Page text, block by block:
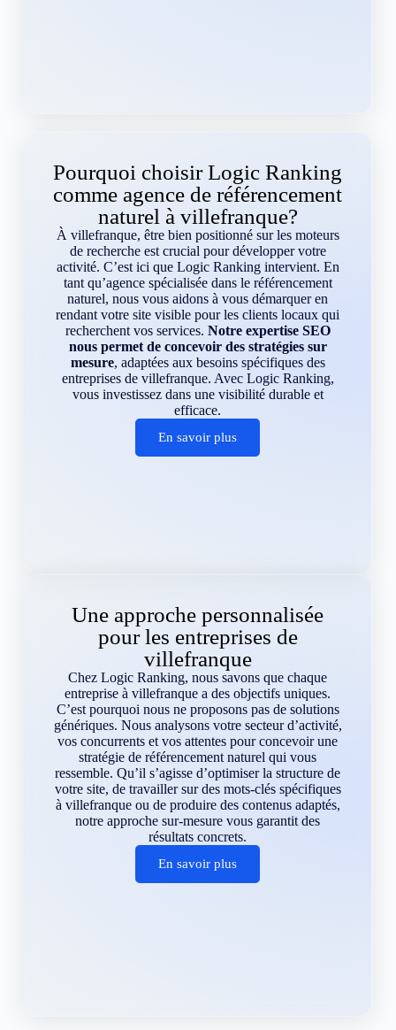
Pourquoi choisir Logic Ranking
comme agence de référencement
naturel à villefranque?
À villefranque, être bien positionné sur les moteurs
de recherche est crucial pour développer votre
activité. C’est ici que Logic Ranking intervient. En
tant qu’agence spécialisée dans le référencement
naturel, nous vous aidons à vous démarquer en
rendant votre site visible pour les clients locaux qui
recherchent vos services. Notre expertise SEO
nous permet de concevoir des stratégies sur
mesure, adaptées aux besoins spécifiques des
entreprises de villefranque. Avec Logic Ranking,
vous investissez dans une visibilité durable et
efficace.
En savoir plus
Une approche personnalisée
pour les entreprises de
villefranque
Chez Logic Ranking, nous savons que chaque
entreprise à villefranque a des objectifs uniques.
C’est pourquoi nous ne proposons pas de solutions
génériques. Nous analysons votre secteur d’activité,
vos concurrents et vos attentes pour concevoir une
stratégie de référencement naturel qui vous
ressemble. Qu’il s’agisse d’optimiser la structure de
votre site, de travailler sur des mots-clés spécifiques
à villefranque ou de produire des contenus adaptés,
notre approche sur-mesure vous garantit des
résultats concrets.
En savoir plus